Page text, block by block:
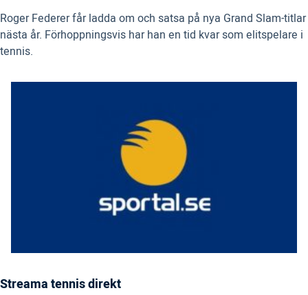
Roger Federer får ladda om och satsa på nya Grand Slam-titlar
nästa år. Förhoppningsvis har han en tid kvar som elitspelare i
tennis.
Streama tennis direkt